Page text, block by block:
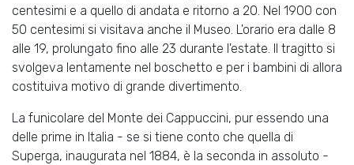
centesimi e a quello di andata e ritorno a 20. Nel 1900 con
50 centesimi si visitava anche il Museo. L'orario era dalle 8
alle 19, prolungato fino alle 23 durante l'estate. Il tragitto si
svolgeva lentamente nel boschetto e per i bambini di allora
costituiva motivo di grande divertimento.
La funicolare del Monte dei Cappuccini, pur essendo una
delle prime in Italia - se si tiene conto che quella di
Superga, inaugurata nel 1884, è la seconda in assoluto -